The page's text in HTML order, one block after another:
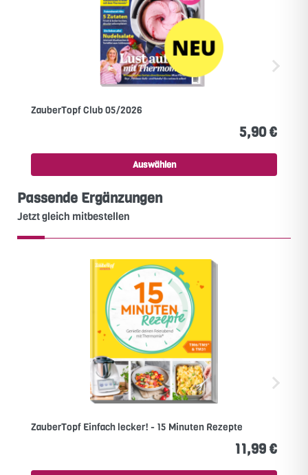
ZauberTopf Club 05/2026
5,90 €
Auswählen
Passende Ergänzungen
Jetzt gleich mitbestellen
ZauberTopf Einfach lecker! - 15 Minuten Rezepte
11,99 €